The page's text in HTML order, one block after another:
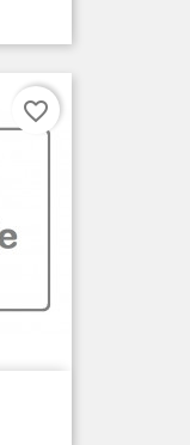
favorite_border